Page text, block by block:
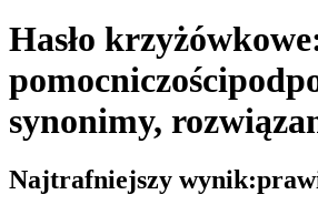
Hasło
pomocniczości
synonimy,
Najtrafniejszy wynik: